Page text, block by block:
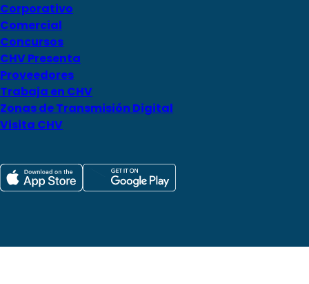
Corporativo
Comercial
Concursos
CHV Presenta
Proveedores
Trabaja en CHV
Zonas de Transmisión Digital
Visita CHV